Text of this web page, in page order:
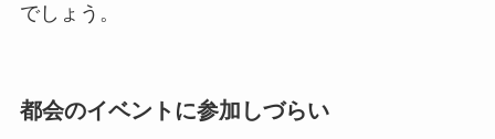
でしょう。
都会のイベントに参加しづらい